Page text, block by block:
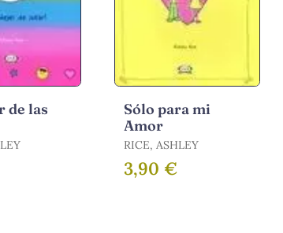
de las
Sólo para mi
Amor
RICE, ASHLEY
3,90 €